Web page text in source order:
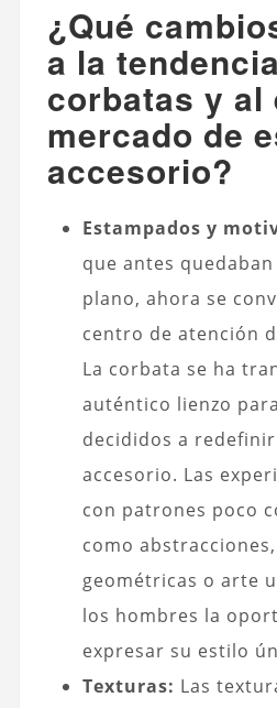
¿Qué
a la
corbatas y al
mercado de
accesorio?
Estampados y
que antes
plano, ahora se
centro de atención
La corbata se ha
auténtico lienzo
decididos a
accesorio. Las
con patrones poco
como
geométricas o arte
los hombres la
expresar su estilo
Texturas: Las